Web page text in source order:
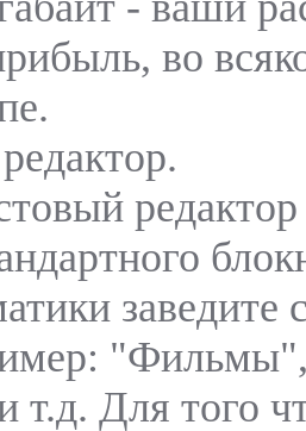
во
заведите
т.д. Для того